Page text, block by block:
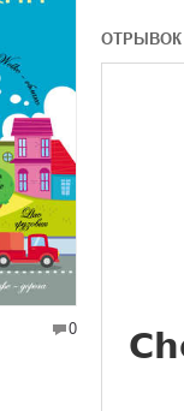
0
ОТРЫВОК